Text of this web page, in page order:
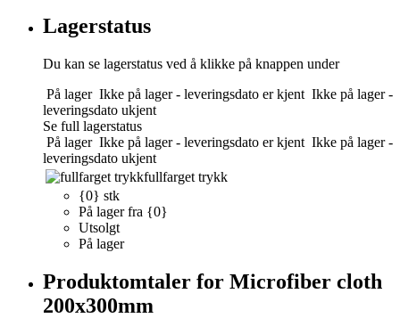
Lagerstatus
Du kan se lagerstatus ved å klikke på knappen under
På lager Ikke på lager - leveringsdato er kjent Ikke på lager -
leveringsdato ukjent
Se full lagerstatus
På lager Ikke på lager - leveringsdato er kjent Ikke på lager -
leveringsdato ukjent
fullfarget trykk
{0} stk
På lager fra {0}
Utsolgt
På lager
Produktomtaler for Microfiber cloth
200x300mm